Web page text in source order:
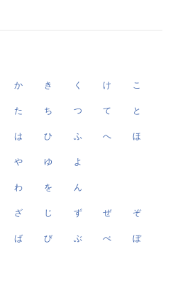
か き く け こ
た ち つ て と
は ひ ふ へ ほ
や ゆ よ
わ を ん
ざ じ ず ぜ ぞ
ば び ぶ べ ぼ